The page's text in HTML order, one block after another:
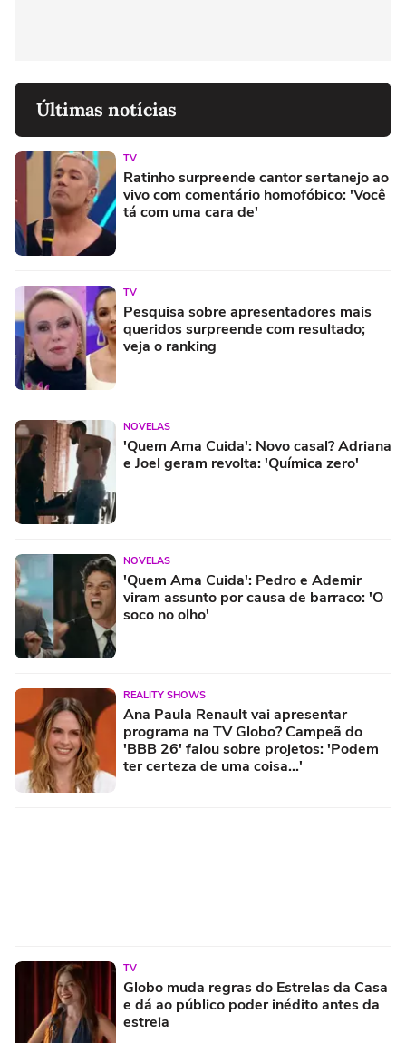
Últimas notícias
TV
Ratinho surpreende cantor sertanejo ao
vivo com comentário homofóbico: 'Você
tá com uma cara de'
TV
Pesquisa sobre apresentadores mais
queridos surpreende com resultado;
veja o ranking
NOVELAS
'Quem Ama Cuida': Novo casal? Adriana
e Joel geram revolta: 'Química zero'
NOVELAS
'Quem Ama Cuida': Pedro e Ademir
viram assunto por causa de barraco: 'O
soco no olho'
REALITY SHOWS
Ana Paula Renault vai apresentar
programa na TV Globo? Campeã do
'BBB 26' falou sobre projetos: 'Podem
ter certeza de uma coisa...'
TV
Globo muda regras do Estrelas da Casa
e dá ao público poder inédito antes da
estreia